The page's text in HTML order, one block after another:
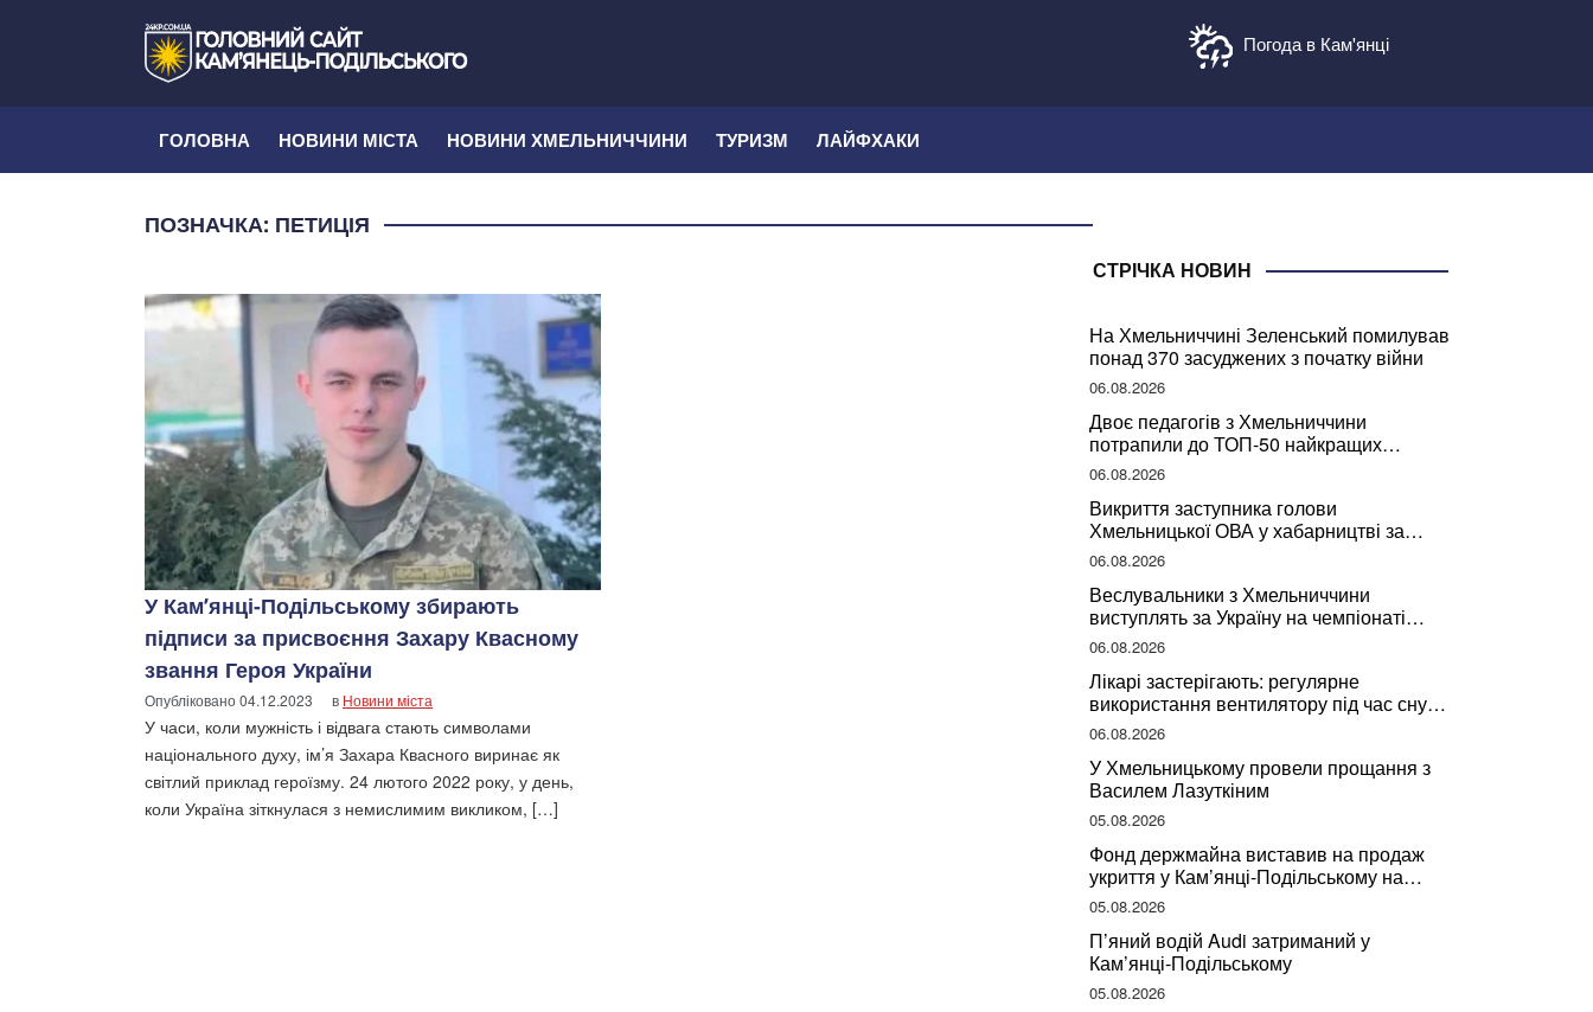
Погода в Кам'янці
ГОЛОВНА НОВИНИ МІСТА НОВИНИ ХМЕЛЬНИЧЧИНИ ТУРИЗМ ЛАЙФХАКИ
ПОЗНАЧКА: ПЕТИЦІЯ
У Кам’янці-Подільському збирають
підписи за присвоєння Захару Квасному
звання Героя України
Опубліковано04.12.2023 в Новини міста
У часи, коли мужність і відвага стають символами
національного духу, ім’я Захара Квасного виринає як
світлий приклад героїзму. 24 лютого 2022 року, у день,
коли Україна зіткнулася з немислимим викликом, […]
СТРІЧКА НОВИН
На Хмельниччині Зеленський помилував
понад 370 засуджених з початку війни
06.08.2026
Двоє педагогів з Хмельниччини
потрапили до ТОП-50 найкращих
учителів України
06.08.2026
Викриття заступника голови
Хмельницької ОВА у хабарництві за
підписання контрактів на ремонт доріг
06.08.2026
Веслувальники з Хмельниччини
виступлять за Україну на чемпіонаті
світу
06.08.2026
Лікарі застерігають: регулярне
використання вентилятору під час сну
може негативно вплинути на ваше
здоров’я
06.08.2026
У Хмельницькому провели прощання з
Василем Лазуткіним
05.08.2026
Фонд держмайна виставив на продаж
укриття у Кам’янці-Подільському на
Хмельниччині
05.08.2026
П’яний водій Audi затриманий у
Кам’янці-Подільському
05.08.2026